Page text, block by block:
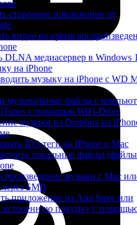
стороннее приложение от
видео во время
DLNA медиасервер в Windows
на iPhone
музыку на iPhone с WD
музыкальные файлы с
iTunes с помощью WiFi-Drive
музыки из Dropbox на
ID3-теги на iPhone и Mac
локальные файлы (файлы
музыки с Mac
SMB
приложение из App Store или
встроенную покупку с